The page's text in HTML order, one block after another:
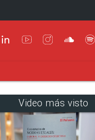
Video más visto